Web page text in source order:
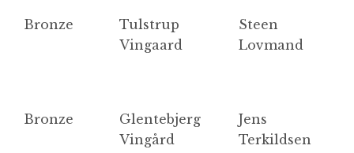
Bronze
Tulstrup
Vingaard
Steen
Lovmand
Bronze
Glentebjerg
Vingård
Jens
Terkildsen